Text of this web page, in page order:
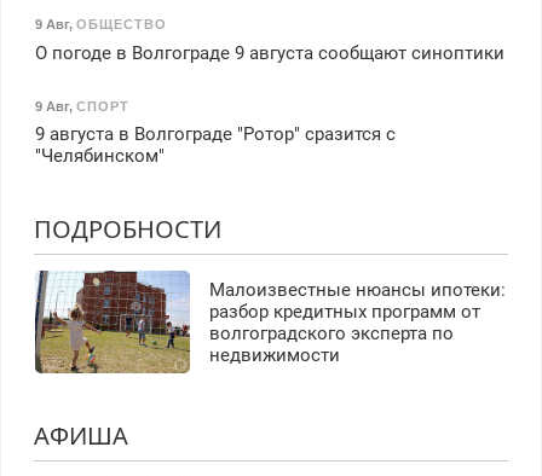
9 Авг, ОБЩЕСТВО
О погоде в Волгограде 9 августа сообщают синоптики
9 Авг, СПОРТ
9 августа в Волгограде "Ротор" сразится с
"Челябинском"
ПОДРОБНОСТИ
Малоизвестные нюансы ипотеки:
разбор кредитных программ от
волгоградского эксперта по
недвижимости
АФИША